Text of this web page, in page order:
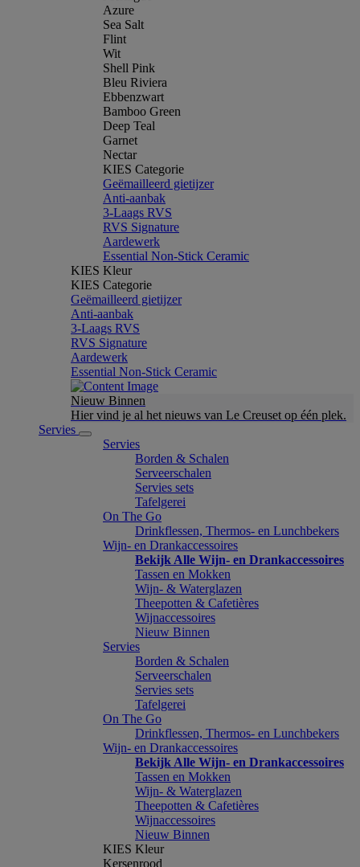
Azure
Sea Salt
Flint
Wit
Shell Pink
Bleu Riviera
Ebbenzwart
Bamboo Green
Deep Teal
Garnet
Nectar
KIES Categorie
Geëmailleerd gietijzer
Anti-aanbak
3-Laags RVS
RVS Signature
Aardewerk
Essential Non-Stick Ceramic
KIES Kleur
KIES Categorie
Geëmailleerd gietijzer
Anti-aanbak
3-Laags RVS
RVS Signature
Aardewerk
Essential Non-Stick Ceramic
Nieuw Binnen
Hier vind je al het nieuws van Le Creuset op één plek.
Servies
Servies
Borden & Schalen
Serveerschalen
Servies sets
Tafelgerei
On The Go
Drinkflessen, Thermos- en Lunchbekers
Wijn- en Drankaccessoires
Bekijk Alle Wijn- en Drankaccessoires
Tassen en Mokken
Wijn- & Waterglazen
Theepotten & Cafetières
Wijnaccessoires
Nieuw Binnen
Servies
Borden & Schalen
Serveerschalen
Servies sets
Tafelgerei
On The Go
Drinkflessen, Thermos- en Lunchbekers
Wijn- en Drankaccessoires
Bekijk Alle Wijn- en Drankaccessoires
Tassen en Mokken
Wijn- & Waterglazen
Theepotten & Cafetières
Wijnaccessoires
Nieuw Binnen
KIES Kleur
Kersenrood